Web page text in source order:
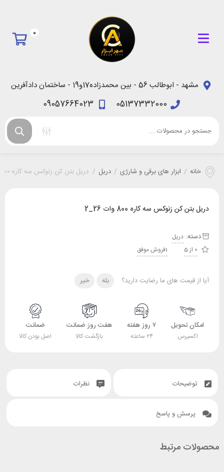
0
مشهد - ابوطالب 56 - بین محمدزاده17و19 - ساختمان دادآفرین
05137332000
09057664023
خانه / ابزار های برقی و شارژی / دریل / دریل بتن کن زنوکس سه کاره 800 وات 26_2
دریل بتن کن زنوکس سه کاره 800 وات 26_2
دسته: دریل
0 از 5
1فروش موفق
آیا از قیمت های ما رضایت دارید؟ بله خیر
امکان تحویل
اکسپرس
۷ روز هفته
۲۴ ساعته
هفت روز ضمانت
بازگشت کالا
ضمانت
اصل بودن کالا
توضیحات نظرات
پرسش و پاسخ
محصولات مرتبط